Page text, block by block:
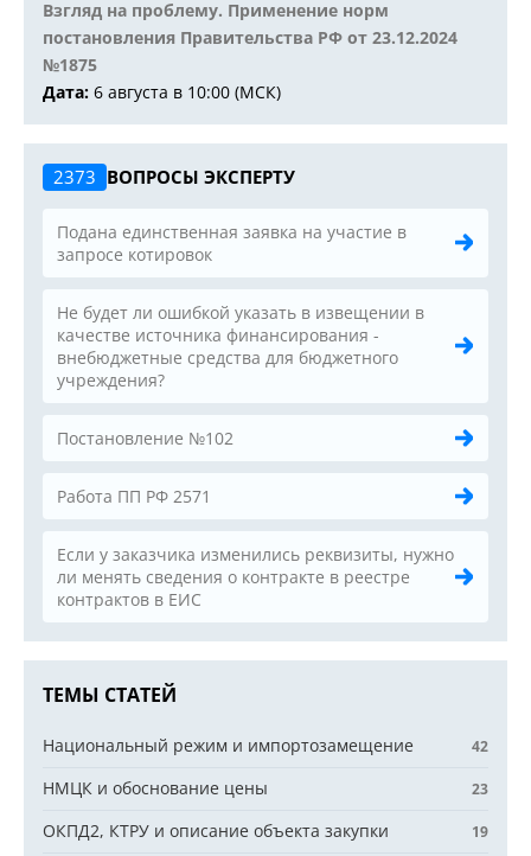
Взгляд на проблему. Применение норм
постановления Правительства РФ от 23.12.2024
№1875
Дата: 6 августа в 10:00 (МСК)
2373 ВОПРОСЫ ЭКСПЕРТУ
Подана единственная заявка на участие в
запросе котировок
Не будет ли ошибкой указать в извещении в
качестве источника финансирования -
внебюджетные средства для бюджетного
учреждения?
Постановление №102
Работа ПП РФ 2571
Если у заказчика изменились реквизиты, нужно
ли менять сведения о контракте в реестре
контрактов в ЕИС
ТЕМЫ СТАТЕЙ
Национальный режим и импортозамещение 42
НМЦК и обоснование цены 23
ОКПД2, КТРУ и описание объекта закупки 19